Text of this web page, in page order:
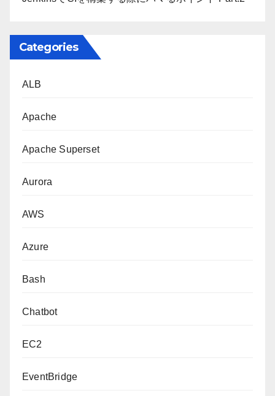
Categories
ALB
Apache
Apache Superset
Aurora
AWS
Azure
Bash
Chatbot
EC2
EventBridge